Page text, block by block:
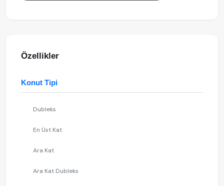
Özellikler
Konut Tipi
Dubleks
En Üst Kat
Ara Kat
Ara Kat Dubleks